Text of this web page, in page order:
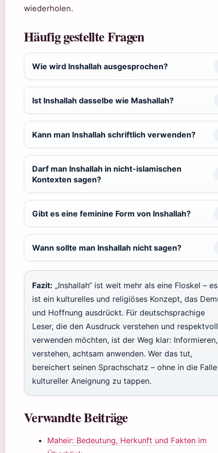
wiederholen.
Häufig gestellte Fragen
Wie wird Inshallah ausgesprochen?
Ist Inshallah dasselbe wie Mashallah?
Kann man Inshallah schriftlich verwenden?
Darf man Inshallah in nicht-islamischen
Kontexten sagen?
Gibt es eine feminine Form von Inshallah?
Wann sollte man Inshallah nicht sagen?
Fazit: „Inshallah“ ist weit mehr als eine Floskel – es
ist ein kulturelles und religiöses Konzept, das
und Hoffnung ausdrückt. Für deutschsprachige
Leser, die den Ausdruck verstehen und respektvoll
verwenden möchten, ist der Weg klar: Informieren,
verstehen, achtsam anwenden. Wer das tut,
bereichert seinen Sprachschatz – ohne in die Falle
kultureller Aneignung zu tappen.
Verwandte Beiträge
Maheir: Bedeutung, Herkunft und Fakten im